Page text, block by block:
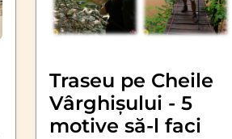
Traseu pe Cheile
Vârghișului - 5
motive să-l faci